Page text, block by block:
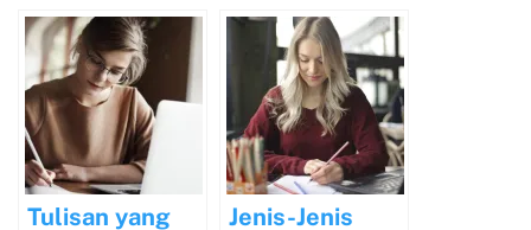
Tulisan yang Jenis-Jenis